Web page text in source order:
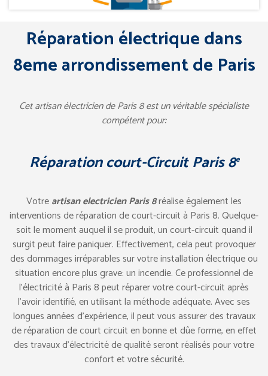
Réparation électrique dans
8eme arrondissement de Paris
Cet artisan électricien de Paris 8 est un véritable spécialiste
compétent pour:
Réparation court-Circuit Paris 8e
Votreartisan electricien Paris 8réalise également les
interventions de réparation de court-circuit à Paris 8. Quelque-
soit le moment auquel il se produit, un court-circuit quand il
surgit peut faire paniquer. Effectivement, cela peut provoquer
des dommages irréparables sur votre installation électrique ou
situation encore plus grave: un incendie. Ce professionnel de
l’électricité à Paris 8 peut réparer votre court-circuit après
l’avoir identifié, en utilisant la méthode adéquate. Avec ses
longues années d’expérience, il peut vous assurer des travaux
de réparation de court circuit en bonne et dûe forme, en effet
des travaux d’électricité de qualité seront réalisés pour votre
confort et votre sécurité.